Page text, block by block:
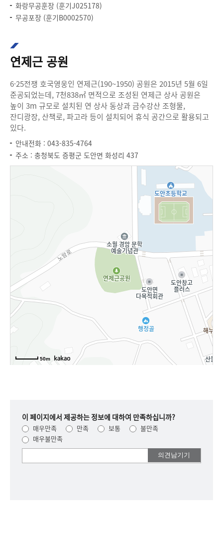
화랑무공훈장 (훈기J025178)
무공포장 (훈기B0002570)
연제근 공원
6·25전쟁 호국영웅인 연제근(190~1950) 공원은 2015년 5월 6일
준공되었는데, 7천838㎡ 면적으로 조성된 연제근 상사 공원은
높이 3m 규모로 설치된 연 상사 동상과 금수강산 조형물,
잔디광장, 산책로, 파고라 등이 설치되어 휴식 공간으로 활용되고
있다.
안내전화 : 043-835-4764
주소 : 충청북도 증평군 도안면 화성리 437
50m
이 페이지에서 제공하는 정보에 대하여 만족하십니까?
매우만족 만족 보통
불만족
매우불만족
의견을